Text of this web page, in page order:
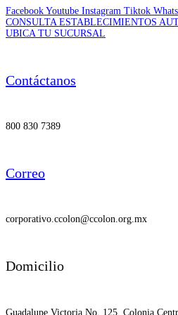
Facebook Youtube Instagram Tiktok
CONSULTA ESTABLECIMIENTOS
UBICA TU SUCURSAL
Contáctanos
800 830 7389
Correo
corporativo.ccolon@ccolon.org.mx
Domicilio
Guadalupe Victoria No. 125, Colonia